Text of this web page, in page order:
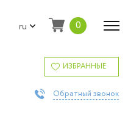
ru 0
ИЗБРАННЫЕ
Обратный звонок